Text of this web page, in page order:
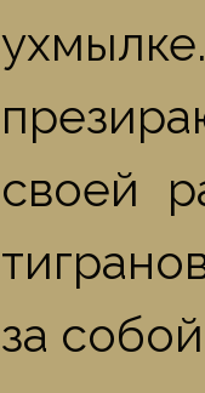
своей
за